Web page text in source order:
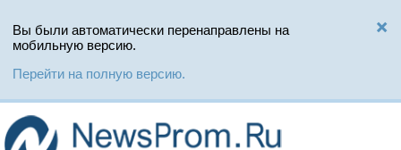
Вы были автоматически перенаправлены на
мобильную версию.
Перейти на полную версию.